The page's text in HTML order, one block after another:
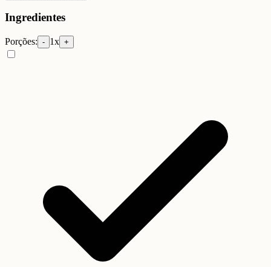
Ingredientes
Porções: - 1x +